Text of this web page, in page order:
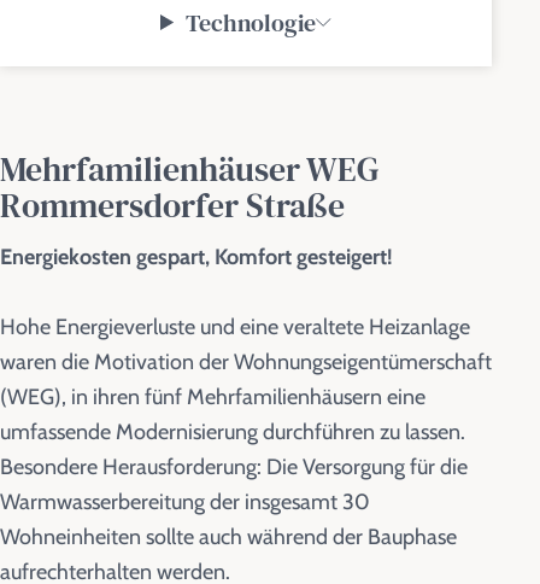
Technologie
Mehrfamilienhäuser WEG
Rommersdorfer Straße
Energiekosten gespart, Komfort gesteigert!
Hohe Energieverluste und eine veraltete Heizanlage
waren die Motivation der Wohnungseigentümerschaft
(WEG), in ihren fünf Mehrfamilienhäusern eine
umfassende Modernisierung durchführen zu lassen.
Besondere Herausforderung: Die Versorgung für die
Warmwasserbereitung der insgesamt 30
Wohneinheiten sollte auch während der Bauphase
aufrechterhalten werden.